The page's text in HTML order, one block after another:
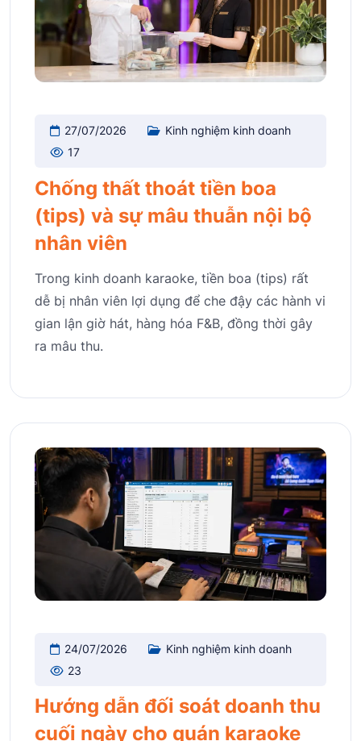
27/07/2026
Kinh nghiệm kinh doanh
17
Chống thất thoát tiền boa
(tips) và sự mâu thuẫn nội bộ
nhân viên
Trong kinh doanh karaoke, tiền boa (tips) rất
dễ bị nhân viên lợi dụng để che đậy các hành vi
gian lận giờ hát, hàng hóa F&B, đồng thời gây
ra mâu thu.
24/07/2026
Kinh nghiệm kinh doanh
23
Hướng dẫn đối soát doanh thu
cuối ngày cho quán karaoke